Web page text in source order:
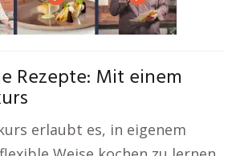
Rezepte: Mit einem
erlaubt es, in eigenem